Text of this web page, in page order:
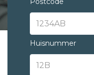
Huisnummer